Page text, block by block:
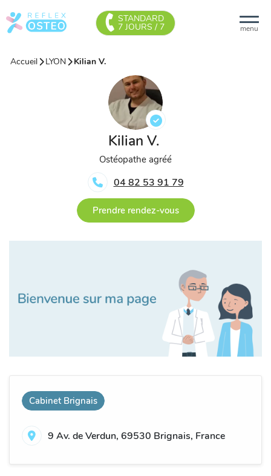
menu
STANDARD
7 JOURS / 7
Accueil LYON Kilian V.
Kilian V.
Ostéopathe agréé
04 82 53 91 79
Prendre rendez-vous
Cabinet Brignais
9 Av. de Verdun, 69530 Brignais, France